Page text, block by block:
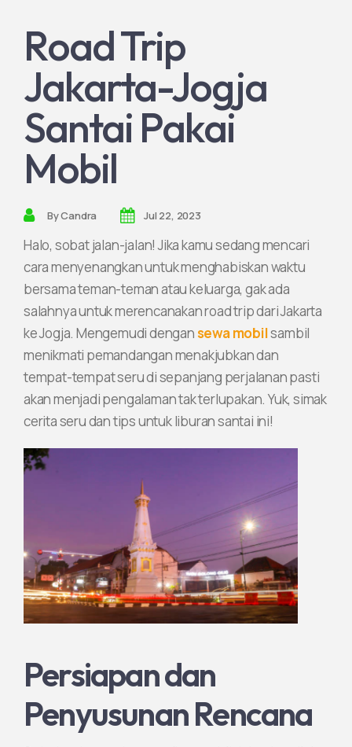
Join Partnership
Road Trip
Jakarta-Jogja
Santai Pakai
Mobil
ByCandra Jul 22, 2023
Halo, sobat jalan-jalan! Jika kamu sedang mencari
cara menyenangkan untuk menghabiskan waktu
bersama teman-teman atau keluarga, gak ada
salahnya untuk merencanakan road trip dari Jakarta
ke Jogja. Mengemudi dengansewa mobilsambil
menikmati pemandangan menakjubkan dan
tempat-tempat seru di sepanjang perjalanan pasti
akan menjadi pengalaman tak terlupakan. Yuk, simak
cerita seru dan tips untuk liburan santai ini!
Persiapan dan
Penyusunan Rencana